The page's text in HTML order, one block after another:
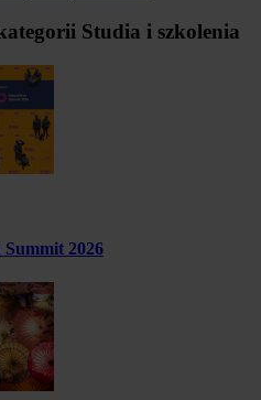
Studia i szkolenia
2026